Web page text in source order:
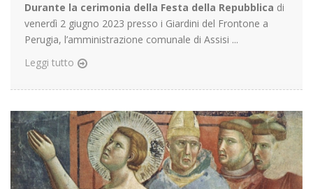
Durante la cerimonia della Festa della Repubblica di
venerdì 2 giugno 2023 presso i Giardini del Frontone a
Perugia, l’amministrazione comunale di Assisi ...
Leggi tutto